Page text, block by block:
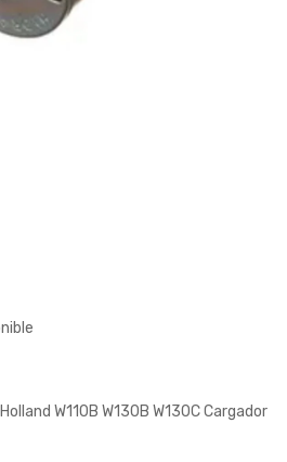
W110B W130B W130C Cargador